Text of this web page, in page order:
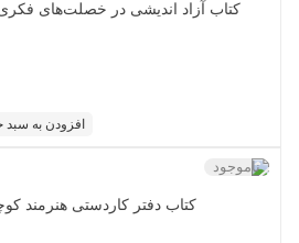
کتاب آزاد اندیشی در خصلت‌های فکری و
افزودن به سبد خرید
کتاب دفتر کاردستی هنرمند کوچولو
ناموجود